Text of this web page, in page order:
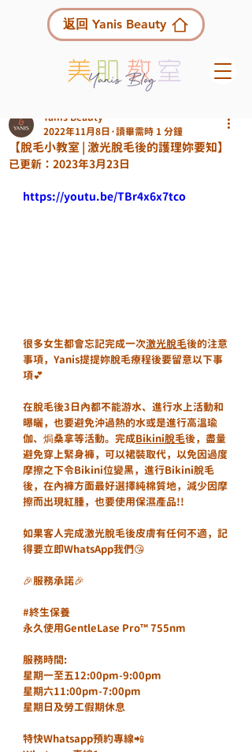
返回 Yanis Beauty
【脫毛小教室 | 激光脫毛後的護理妳要知】
Yanis Beauty
2022年11月8日 讀畢需時 1 分鐘
已更新： 2023年3月23日
https://youtu.be/TBr4x6x7tco
很多女生都會忘記完成一次激光脫毛後的注意
事項，Yanis提提妳脫毛療程後要留意以下事
項💕
在脫毛後3日內都不能游水、進行水上活動和
曝曬，也要避免沖過熱的水或是進行高溫瑜
伽、焗桑拿等活動。完成Bikini脫毛後，盡量
避免穿上緊身褲，可以裙裝取代，以免因過度
摩擦之下令Bikini位變黑，進行Bikini脫毛
後，在內褲方面最好選擇純棉質地，減少因摩
擦而出現紅腫，也要使用保濕產品!!
如果客人完成激光脫毛後皮膚有任何不適，記
得要立即WhatsApp我們😘
🎉服務承諾🎉
#終生保養
永久使用GentleLase Pro™️ 755nm
服務時間:
星期一至五12:00pm-9:00pm
星期六11:00pm-7:00pm
星期日及勞工假期休息
特快Whatsapp預約專線📲